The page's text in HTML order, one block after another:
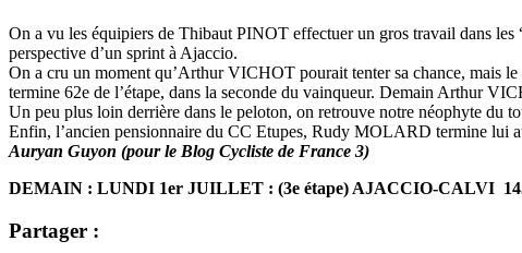
On a vu les équipiers de Thibaut PINOT effectuer un gros travail dans les
perspective d’un sprint à Ajaccio.
On a cru un moment qu’Arthur VICHOT pourait tenter sa chance, mais le
termine 62e de l’étape, dans la seconde du vainqueur. Demain Arthur
Un peu plus loin derrière dans le peloton, on retrouve notre néophyte
Enfin, l’ancien pensionnaire du CC Etupes, Rudy MOLARD termine lui
Auryan Guyon (pour le Blog Cycliste de France 3)
DEMAIN : LUNDI 1er JUILLET : (3e étape) AJACCIO-CALVI
Partager :